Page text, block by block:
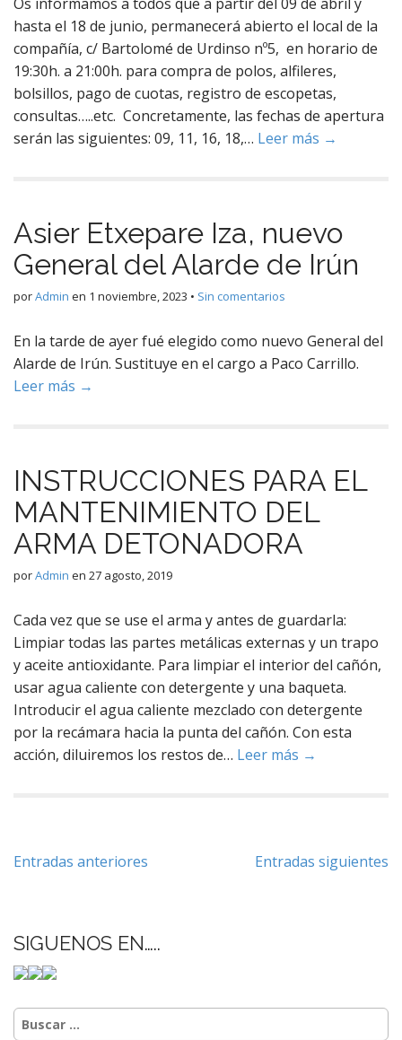
hasta el 18 de junio, permanecerá abierto el local de la
compañía, c/ Bartolomé de Urdinso nº5, en horario de
19:30h. a 21:00h. para compra de polos, alfileres,
bolsillos, pago de cuotas, registro de escopetas,
consultas…..etc. Concretamente, las fechas de apertura
serán las siguientes: 09, 11, 16, 18,… Leer más →
Asier Etxepare Iza, nuevo
General del Alarde de Irún
porAdmin en 1 noviembre, 2023 • Sin comentarios
En la tarde de ayer fué elegido como nuevo General del
Alarde de Irún. Sustituye en el cargo a Paco Carrillo.
Leer más →
INSTRUCCIONES PARA EL
MANTENIMIENTO DEL
ARMA DETONADORA
porAdmin en 27 agosto, 2019
Cada vez que se use el arma y antes de guardarla:
Limpiar todas las partes metálicas externas y un trapo
y aceite antioxidante. Para limpiar el interior del cañón,
usar agua caliente con detergente y una baqueta.
Introducir el agua caliente mezclado con detergente
por la recámara hacia la punta del cañón. Con esta
acción, diluiremos los restos de… Leer más →
Navegación
Entradas anteriores Entradas siguientes
SIGUENOS EN…..
Buscar: